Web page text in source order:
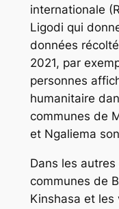
internationale
Ligodi qui
données
2021, par
personnes
humanitaire
communes de
et Ngaliema
Dans les
communes de
Kinshasa et les